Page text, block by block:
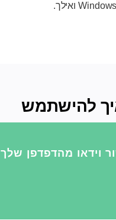
להישתמש
וידאו מהדפדפן שלך